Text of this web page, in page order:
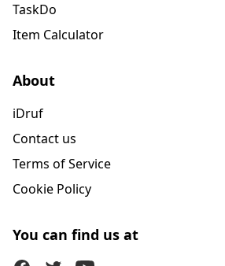
TaskDo
Item Calculator
About
iDruf
Contact us
Terms of Service
Cookie Policy
You can find us at